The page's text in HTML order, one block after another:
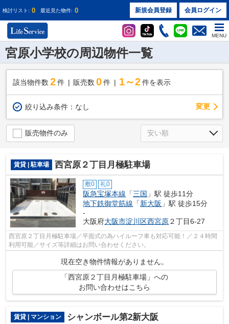
検討リスト: 0 最近見た物件: 0 新規会員登録 会員ログイン
MENU
宮原小学校の周辺物件一覧
該当物件数 2件 販売数 0 件 1～2 件を表示
絞り込み条件： なし 変更
販売物件のみ
賃貸 | 駐車場 西宮原２丁目月極駐車場
敷0 礼0
阪急宝塚本線 「三国 」駅 徒歩11分
地下鉄御堂筋線 「新大阪 」駅 徒歩15分
-
大阪府大阪市淀川区西宮原２丁目6-27
西宮原２丁目月極駐車場／平面式の為ハイルーフ車も対応可能！／２４時間
利用可能／サイズ等詳細はお問い合わせください。
現在空き物件情報がありません。
「西宮原２丁目月極駐車場」への
お問い合わせはこちら
賃貸 | マンション シャンボール第2新大阪